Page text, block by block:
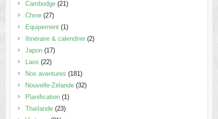
Cambodge(21)
Chine(27)
Equipement(1)
Itinéraire & calendrier(2)
Japon(17)
Laos (22)
Nos aventures (181)
Nouvelle-Zélande(32)
Planification(1)
Thaïlande(23)